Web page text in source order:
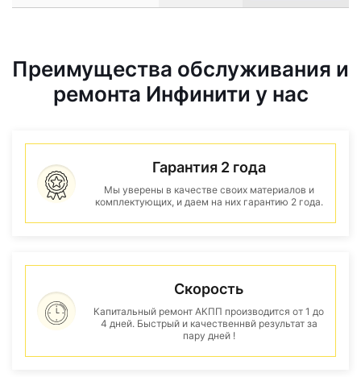
Преимущества обслуживания и
ремонта Инфинити у нас
Гарантия 2 года
Мы уверены в качестве своих материалов и
комплектующих, и даем на них гарантию 2 года.
Скорость
Капитальный ремонт АКПП производится от 1 до
4 дней. Быстрый и качественнвй результат за
пару дней !